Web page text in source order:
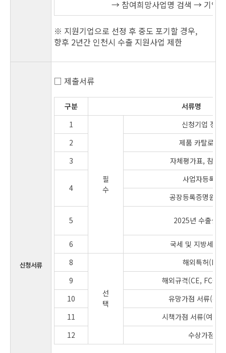
→ 참여희망사업명 검색 → 기업
※ 지원기업으로 선정 후 중도 포기할 경우,
향후 2년간 인천시 수출 지원사업 제한
신청서류
□ 제출서류
구분
서류명
1
필
수
신청기업 정보
2
제품 카탈로그(
3
자체평가표, 참가
4
사업자등록증
공장등록증명원(
5 2025년 수출실
6
국세 및 지방세 납
8
선
택
해외특허
9
해외규격(CE, FCC,
10
유망가점 서류(유
11
시책가점 서류(여성
12
수상가점 서